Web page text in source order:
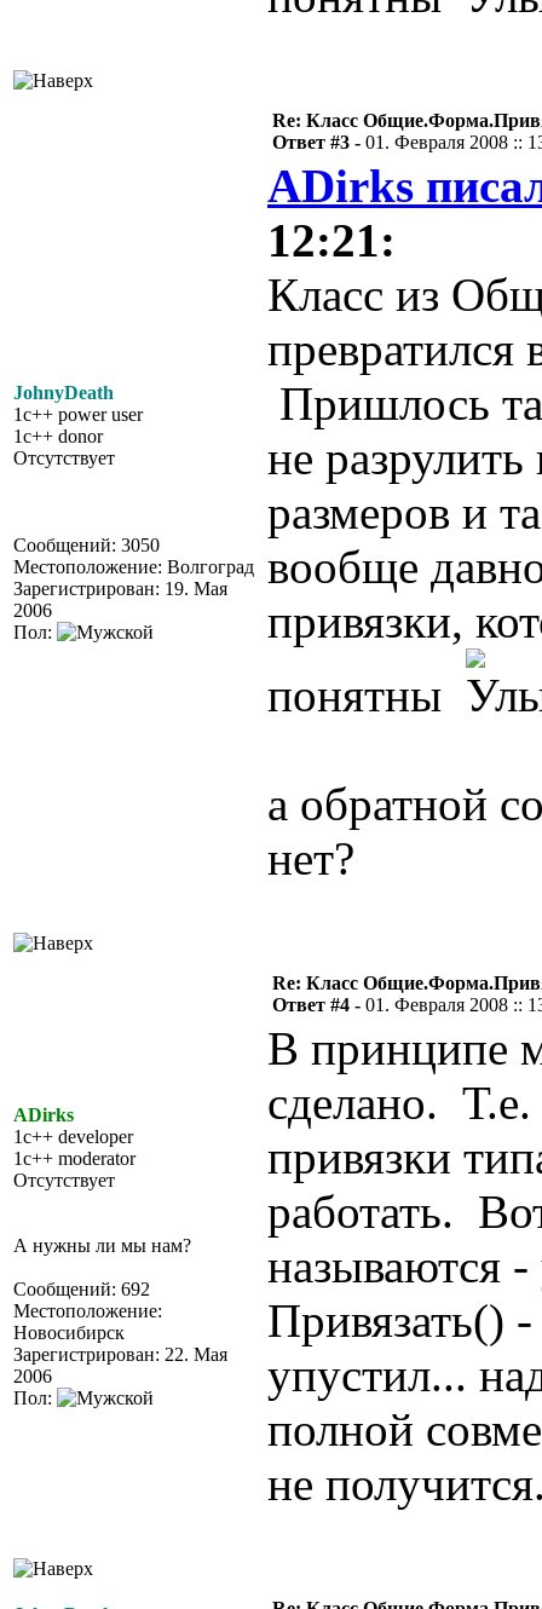
JohnyDeath
1c++ power user
1c++ donor
Отсутствует
Сообщений: 3050
Местоположение: Волгоград
Зарегистрирован: 19. Мая
2006
Пол:
Re: Класс
Ответ #3 - 01. Февраля 2008 ::
ADirks
12:21:
Класс из
Пришлось
не
размеров и
вообще
привязки,
понятны
а обратной
нет?
ADirks
1c++ developer
1c++ moderator
Отсутствует
А нужны ли мы нам?
Сообщений: 692
Местоположение:
Новосибирск
Зарегистрирован: 22. Мая
2006
Пол:
Re: Класс
Ответ #4 - 01. Февраля 2008 ::
В принципе
сделано. Т.е.
привязки
работать.
называются
Привязать()
упустил...
полной
не